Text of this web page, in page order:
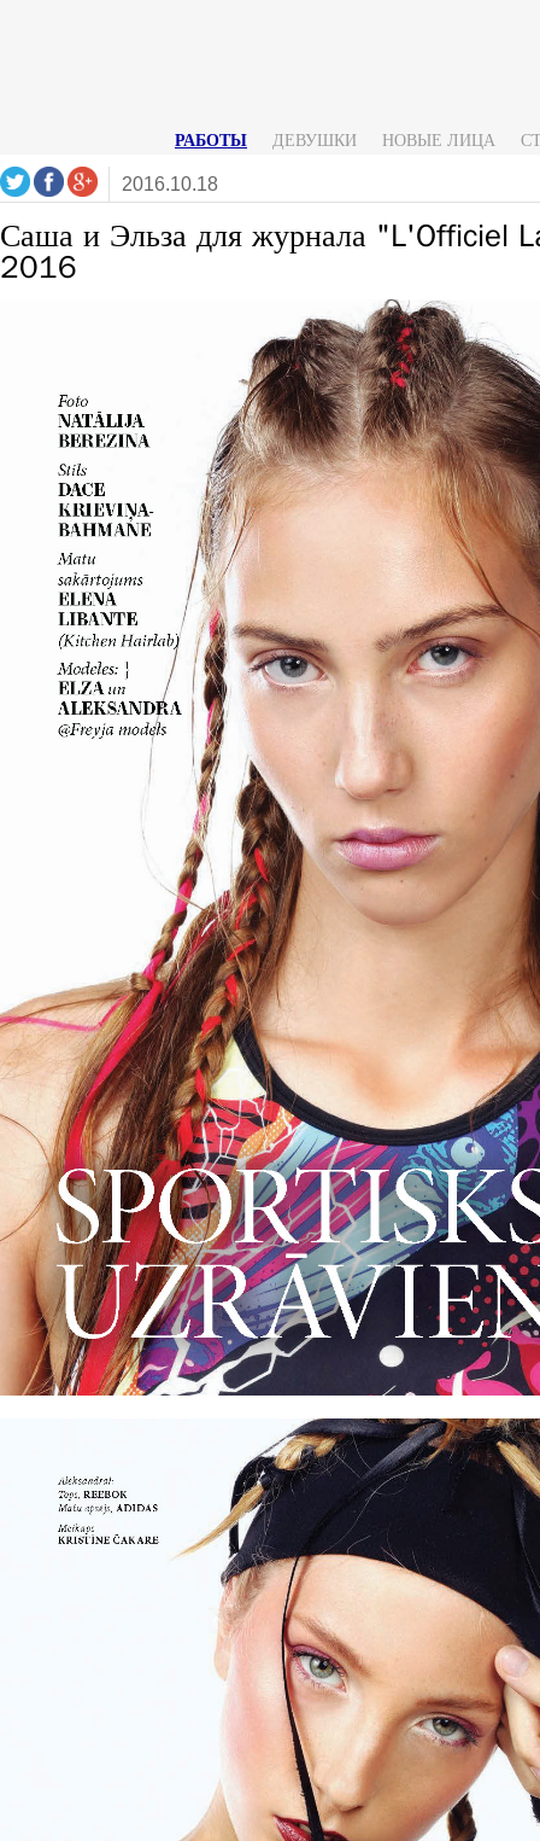
РАБОТЫ ДЕВУШКИ НОВЫЕ ЛИЦА
2016.10.18
Саша и Эльза для журнала "L'Officiel
2016